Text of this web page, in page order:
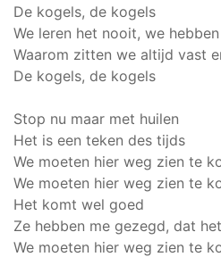
De kogels, de kogels
We leren het nooit, we
Waarom zitten we altijd vast
De kogels, de kogels
Stop nu maar met huilen
Het is een teken des tijds
We moeten hier weg zien te
We moeten hier weg zien te
Het komt wel goed
Ze hebben me gezegd, dat
We moeten hier weg zien te